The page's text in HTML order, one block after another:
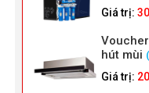
Giá trị:
hút mùi
Giá trị: